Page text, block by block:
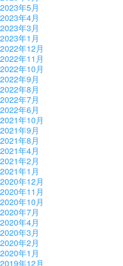
2023年5月
2023年4月
2023年3月
2023年1月
2022年12月
2022年11月
2022年10月
2022年9月
2022年8月
2022年7月
2022年6月
2021年10月
2021年9月
2021年8月
2021年4月
2021年2月
2021年1月
2020年12月
2020年11月
2020年10月
2020年7月
2020年4月
2020年3月
2020年2月
2020年1月
2019年12月